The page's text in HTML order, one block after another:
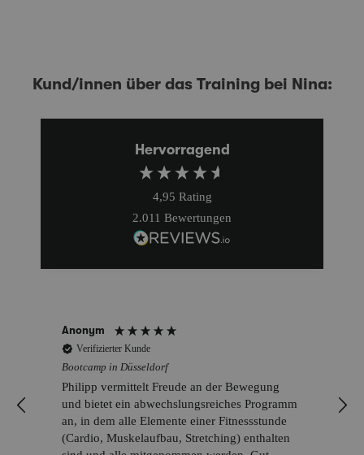
Kund/innen über das Training bei Nina:
Hervorragend
4,95 Rating
2.011 Bewertungen
Anonym
Verifizierter Kunde
Bootcamp in Düsseldorf
Philipp vermittelt Freude an der Bewegung
und bietet ein abwechslungsreiches Programm
an, in dem alle Elemente einer Fitnessstunde
(Cardio, Muskelaufbau, Stretching) enthalten